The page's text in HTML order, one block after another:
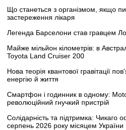
Що станеться з організмом, якщо
застереження лікаря
Легенда Барселони став гравцем
Майже мільйон кілометрів: в
Toyota Land Cruiser 200
Нова теорія квантової гравітації
енергію й життя
Смартфон і годинник в одному:
революційний гнучкий пристрій
Солідарність та підтримка: Чикаго
серпень 2026 року місяцем України